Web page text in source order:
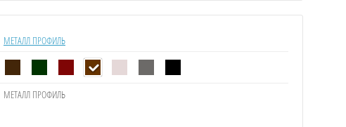
МЕТАЛЛ ПРОФИЛЬ
МЕТАЛЛ ПРОФИЛЬ